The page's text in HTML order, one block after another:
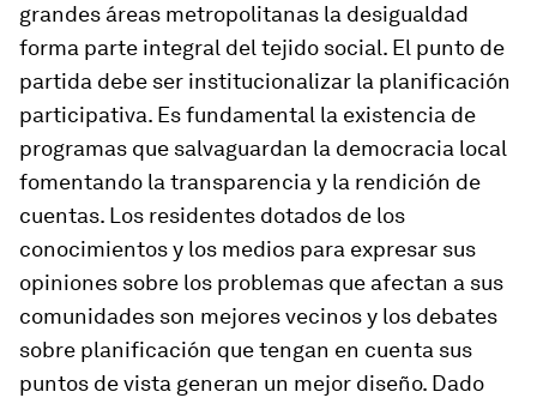
grandes áreas metropolitanas la desigualdad
forma parte integral del tejido social. El punto de
partida debe ser institucionalizar la planificación
participativa. Es fundamental la existencia de
programas que salvaguardan la democracia local
fomentando la transparencia y la rendición de
cuentas. Los residentes dotados de los
conocimientos y los medios para expresar sus
opiniones sobre los problemas que afectan a sus
comunidades son mejores vecinos y los debates
sobre planificación que tengan en cuenta sus
puntos de vista generan un mejor diseño. Dado